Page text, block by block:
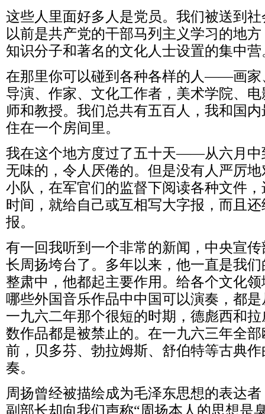
这些人里面好多人是党员。我们被送到
以前是共产党的干部马列主义学习的地
知识分子和著名的文化人士设置的集中营
在那里你可以碰到各种各样的人——画家
导演、作家、文化工作者，美术学院、
师和教授。我们总共有五百人，我和国
住在一个房间里。
我在这个地方度过了五十天——从六月中
无味的，令人厌倦的。但是没有人严厉
小队，在军官们的监督下阅读各种文件
时间，就给自己或互相写大字报，而且
报。
有一回我听到一个非常的新闻，中央宣
长周扬垮台了。多年以来，他一直是我
整肃中，他都起主要作用。给各个文化
哪些外国音乐作品中中国可以演奏，都
一九六二年那个很短的时期，德彪西和
数作品都是被禁止的。在一九六三年全
前，贝多芬、勃拉姆斯、舒伯特等古典
奏。
周扬曾经被描绘成为毛泽东思想的表达
副部长却向我们声称“周扬本人的思想是